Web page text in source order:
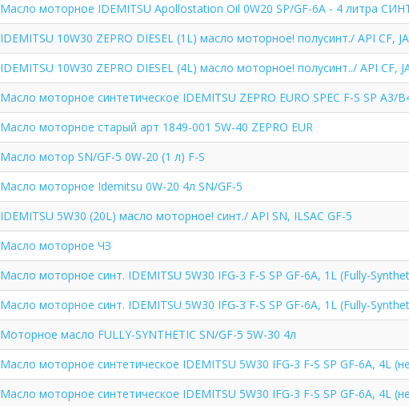
Масло моторное IDEMITSU Apollostation Oil 0W20 SP/GF-6A - 4 литра
IDEMITSU 10W30 ZEPRO DIESEL (1L) масло моторное! полусинт./ API CF,
IDEMITSU 10W30 ZEPRO DIESEL (4L) масло моторное! полусинт../ API CF,
Масло моторное синтетическое IDEMITSU ZEPRO EURO SPEC F-S SP A3/
Масло моторное старый арт 1849-001 5W-40 ZEPRO EUR
Масло мотор SN/GF-5 0W-20 (1 л) F-S
Масло моторное Idemitsu 0W-20 4л SN/GF-5
IDEMITSU 5W30 (20L) масло моторное! синт./ API SN, ILSAC GF-5
Масло моторное ЧЗ
Масло моторное синт. IDEMITSU 5W30 IFG-3 F-S SP GF-6A, 1L (Fully-
Масло моторное синт. IDEMITSU 5W30 IFG-3 F-S SP GF-6A, 1L (Fully-
Моторное масло FULLY-SYNTHETIC SN/GF-5 5W-30 4л
Масло моторное синтетическое IDEMITSU 5W30 IFG-3 F-S SP GF-6A, 4L
Масло моторное синтетическое IDEMITSU 5W30 IFG-3 F-S SP GF-6A, 4L